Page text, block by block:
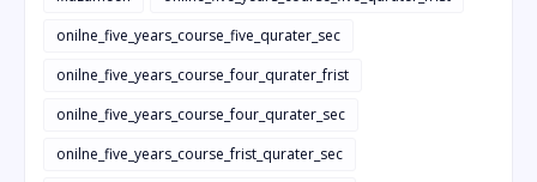
onilne_five_years_course_five_qurater_sec
onilne_five_years_course_four_qurater_frist
onilne_five_years_course_four_qurater_sec
onilne_five_years_course_frist_qurater_sec